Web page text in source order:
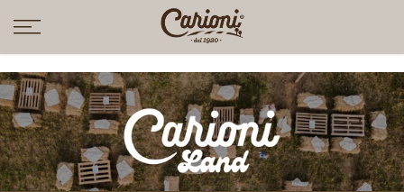
Vai
al
contenuto